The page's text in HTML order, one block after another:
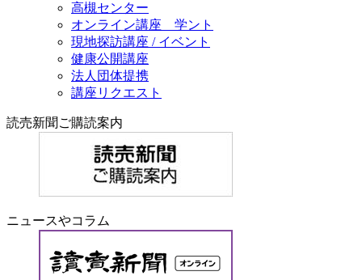
高槻センター
オンライン講座 学ント
現地探訪講座 / イベント
健康公開講座
法人団体提携
講座リクエスト
読売新聞ご購読案内
ニュースやコラム